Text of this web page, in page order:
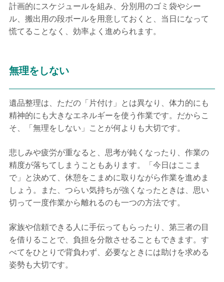
計画的にスケジュールを組み、分別用のゴミ袋やシー
ル、搬出用の段ボールを用意しておくと、当日になって
慌てることなく、効率よく進められます。
無理をしない
遺品整理は、ただの「片付け」とは異なり、体力的にも
精神的にも大きなエネルギーを使う作業です。だからこ
そ、「無理をしない」ことが何よりも大切です。
悲しみや疲労が重なると、思考が鈍くなったり、作業の
精度が落ちてしまうこともあります。「今日はここま
で」と決めて、休憩をこまめに取りながら作業を進めま
しょう。また、つらい気持ちが強くなったときは、思い
切って一度作業から離れるのも一つの方法です。
家族や信頼できる人に手伝ってもらったり、第三者の目
を借りることで、負担を分散させることもできます。す
べてをひとりで背負わず、必要なときには助けを求める
姿勢も大切です。